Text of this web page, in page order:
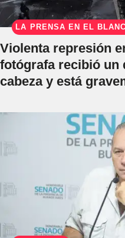
LA PRENSA EN EL
Violenta represión
fotógrafa recibió un
cabeza y está